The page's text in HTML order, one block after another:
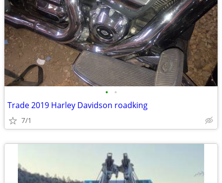
• •
Trade 2019 Harley Davidson roadking
7/1